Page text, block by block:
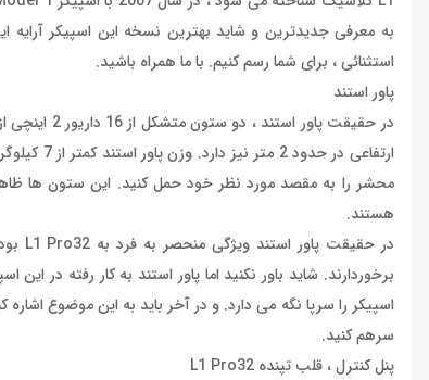
استثنائی ، برای شما رسم کنیم. با ما همراه باشید.
پاور استند
ارتفاعی
محشر را به مقصد مورد نظر خود حمل کنید. این ستون ها ظاهر
هستند.
اسپیکر را سرپا نگه می دارد. و در آخر باید به این موضوع
سرهم کنید.
پنل کنترل ، قلب تپنده L1 Pro32